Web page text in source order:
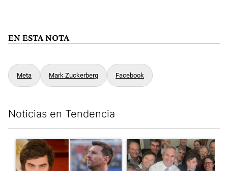
EN ESTA NOTA
Meta Mark Zuckerberg Facebook
Noticias en Tendencia
Un artículo de tendencia con el título "Milei despidió a Jorge
Un artículo de tendencia con